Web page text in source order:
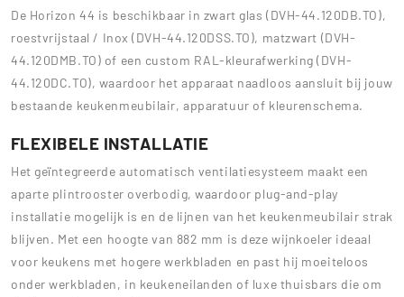
De Horizon 44 is beschikbaar in zwart glas (DVH-44.120DB.TO),
roestvrijstaal / Inox (DVH-44.120DSS.TO), matzwart (DVH-
44.120DMB.TO) of een custom RAL-kleurafwerking (DVH-
44.120DC.TO), waardoor het apparaat naadloos aansluit bij jouw
bestaande keukenmeubilair, apparatuur of kleurenschema.
FLEXIBELE INSTALLATIE
Het geïntegreerde automatisch ventilatiesysteem maakt een
aparte plintrooster overbodig, waardoor plug-and-play
installatie mogelijk is en de lijnen van het keukenmeubilair strak
blijven. Met een hoogte van 882 mm is deze wijnkoeler ideaal
voor keukens met hogere werkbladen en past hij moeiteloos
onder werkbladen, in keukeneilanden of luxe thuisbars die om